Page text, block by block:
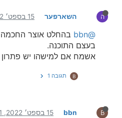
ה השארפער 15 בספט׳ 2022, 12:46
@bbn
בהחלט אוצר החכמה
בעצם התוכנה.
אשמח אם למישהו יש פתרון
B תגובה 1
B
bbn 15 בספט׳ 2022, 12:51